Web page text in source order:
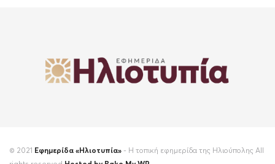
© 2021 Εφημερίδα «Ηλιοτυπία» - Η τοπική εφημερίδα της Ηλιούπολης All